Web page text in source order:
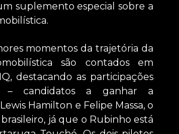
suplemento especial sobre a
momentos da trajetória da
são contados em
destacando as participações
– candidatos a ganhar a
Hamilton e Felipe Massa, o
já que o Rubinho está